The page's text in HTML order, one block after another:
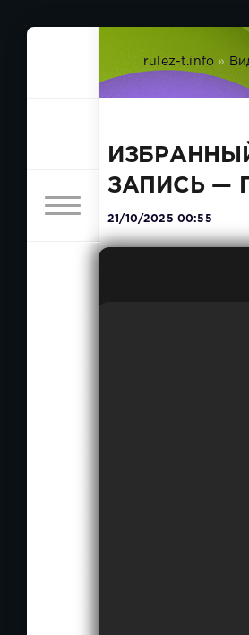
rulez-t.info »
ЗАПИСЬ —
21/10/2025 00:55